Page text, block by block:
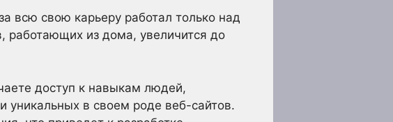
всю свою карьеру работал только над
работающих из дома, увеличится до
доступ к навыкам людей,
уникальных в своем роде веб-сайтов.